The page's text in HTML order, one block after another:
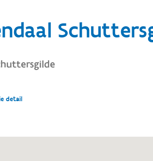
detail